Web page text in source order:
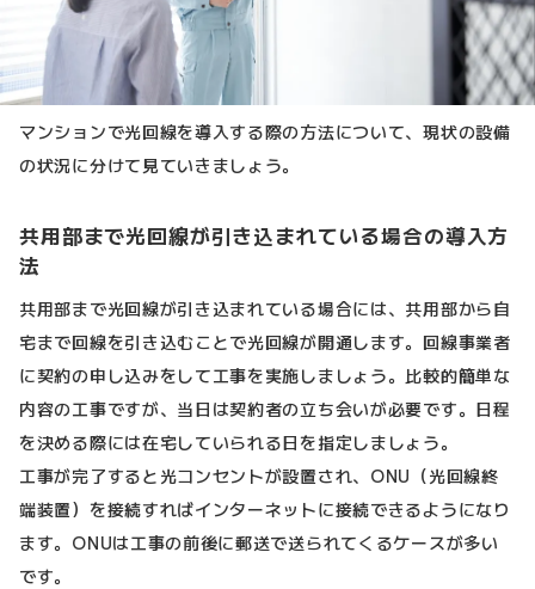
マンションで光回線を導入する際の方法について、現状の設備
の状況に分けて見ていきましょう。
共用部まで光回線が引き込まれている場合の導入方
法
共用部まで光回線が引き込まれている場合には、共用部から自
宅まで回線を引き込むことで光回線が開通します。回線事業者
に契約の申し込みをして工事を実施しましょう。比較的簡単な
内容の工事ですが、当日は契約者の立ち会いが必要です。日程
を決める際には在宅していられる日を指定しましょう。
工事が完了すると光コンセントが設置され、ONU（光回線終
端装置）を接続すればインターネットに接続できるようになり
ます。ONUは工事の前後に郵送で送られてくるケースが多い
です。